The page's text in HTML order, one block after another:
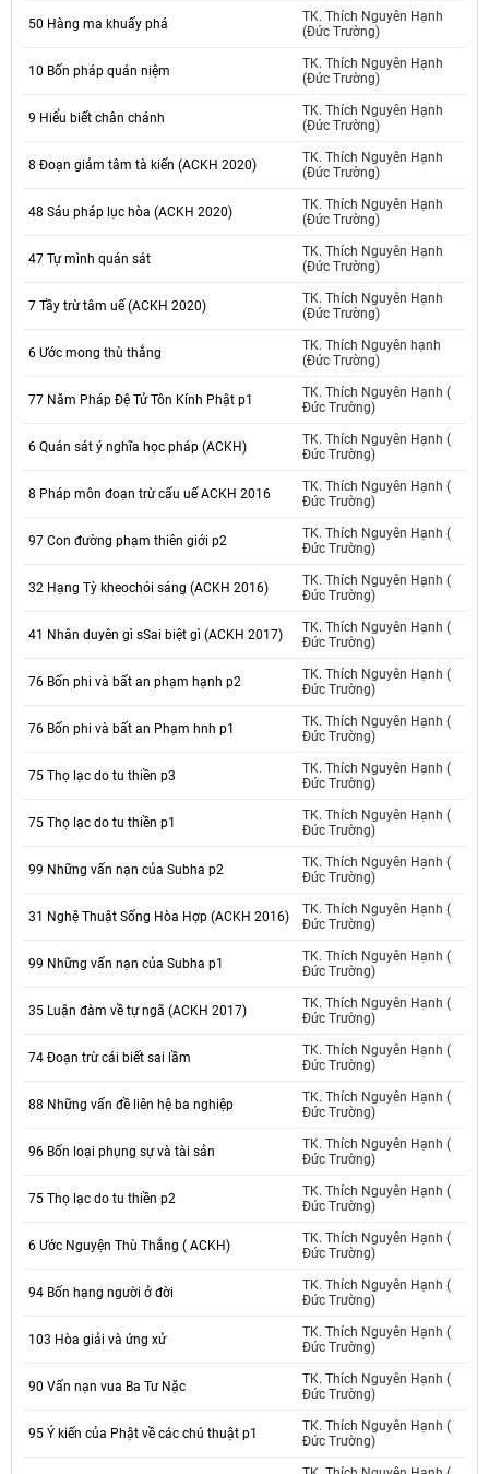
50 Hàng ma khuấy phá
TK. Thích Nguyên Hạnh
(Đức Trường)
10 Bốn pháp quán niệm
TK. Thích Nguyên Hạnh
(Đức Trường)
9 Hiểu biết chân chánh
TK. Thích Nguyên Hạnh
(Đức Trường)
8 Đoạn giảm tâm tà kiến (ACKH 2020)
TK. Thích Nguyên Hạnh
(Đức Trường)
48 Sáu pháp lục hòa (ACKH 2020)
TK. Thích Nguyên Hạnh
(Đức Trường)
47 Tự mình quán sát
TK. Thích Nguyên Hạnh
(Đức Trường)
7 Tầy trừ tâm uế (ACKH 2020)
TK. Thích Nguyên Hạnh
(Đức Trường)
6 Ước mong thù thắng
TK. Thích Nguyên hạnh
(Đức Trường)
77 Năm Pháp Đệ Tử Tôn Kính Phật p1
TK. Thích Nguyên Hạnh (
Đức Trường)
6 Quán sát ý nghĩa học pháp (ACKH)
TK. Thích Nguyên Hạnh (
Đức Trường)
8 Pháp môn đoạn trừ cấu uế ACKH 2016
TK. Thích Nguyên Hạnh (
Đức Trường)
97 Con đường phạm thiên giới p2
TK. Thích Nguyên Hạnh (
Đức Trường)
32 Hạng Tỳ kheochói sáng (ACKH 2016)
TK. Thích Nguyên Hạnh (
Đức Trường)
41 Nhân duyên gì sSai biệt gì (ACKH 2017)
TK. Thích Nguyên Hạnh (
Đức Trường)
76 Bốn phi và bất an phạm hạnh p2
TK. Thích Nguyên Hạnh (
Đức Trường)
76 Bốn phi và bất an Phạm hnh p1
TK. Thích Nguyên Hạnh (
Đức Trường)
75 Thọ lạc do tu thiền p3
TK. Thích Nguyên Hạnh (
Đức Trường)
75 Thọ lạc do tu thiền p1
TK. Thích Nguyên Hạnh (
Đức Trường)
99 Những vấn nạn của Subha p2
TK. Thích Nguyên Hạnh (
Đức Trường)
31 Nghệ Thuật Sống Hòa Hợp (ACKH 2016)
TK. Thích Nguyên Hạnh (
Đức Trường)
99 Những vấn nạn của Subha p1
TK. Thích Nguyên Hạnh (
Đức Trường)
35 Luận đàm về tự ngã (ACKH 2017)
TK. Thích Nguyên Hạnh (
Đức Trường)
74 Đoạn trừ cái biết sai lầm
TK. Thích Nguyên Hạnh (
Đức Trường)
88 Những vấn đề liên hệ ba nghiệp
TK. Thích Nguyên Hạnh (
Đức Trường)
96 Bốn loại phụng sự và tài sản
TK. Thích Nguyên Hạnh (
Đức Trường)
75 Thọ lạc do tu thiền p2
TK. Thích Nguyên Hạnh (
Đức Trường)
6 Ước Nguyện Thù Thắng ( ACKH)
TK. Thích Nguyên Hạnh (
Đức Trường)
94 Bốn hạng người ở đời
TK. Thích Nguyên Hạnh (
Đức Trường)
103 Hòa giải và ứng xử
TK. Thích Nguyên Hạnh (
Đức Trường)
90 Vấn nạn vua Ba Tư Nặc
TK. Thích Nguyên Hạnh (
Đức Trường)
95 Ý kiến của Phật về các chú thuật p1
TK. Thích Nguyên Hạnh (
Đức Trường)